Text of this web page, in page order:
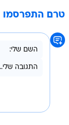
טרם התפרסמו